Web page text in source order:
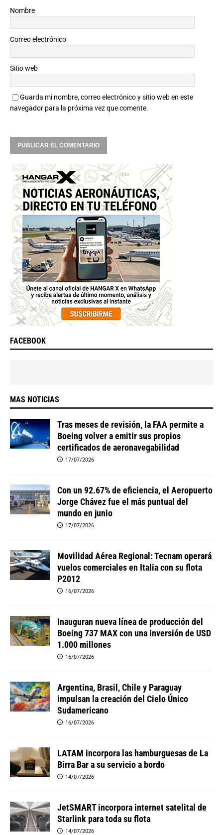
Nombre
Correo electrónico
Sitio web
Guarda mi nombre, correo electrónico y sitio web en este
navegador para la próxima vez que comente.
FACEBOOK
MAS NOTICIAS
Tras meses de revisión, la FAA permite a
Boeing volver a emitir sus propios
certificados de aeronavegabilidad
17/07/2026
Con un 92.67% de eficiencia, el Aeropuerto
Jorge Chávez fue el más puntual del
mundo en junio
17/07/2026
Movilidad Aérea Regional: Tecnam operará
vuelos comerciales en Italia con su flota
P2012
16/07/2026
Inauguran nueva línea de producción del
Boeing 737 MAX con una inversión de USD
1.000 millones
16/07/2026
Argentina, Brasil, Chile y Paraguay
impulsan la creación del Cielo Único
Sudamericano
16/07/2026
LATAM incorpora las hamburguesas de La
Birra Bar a su servicio a bordo
14/07/2026
JetSMART incorpora internet satelital de
Starlink para toda su flota
14/07/2026